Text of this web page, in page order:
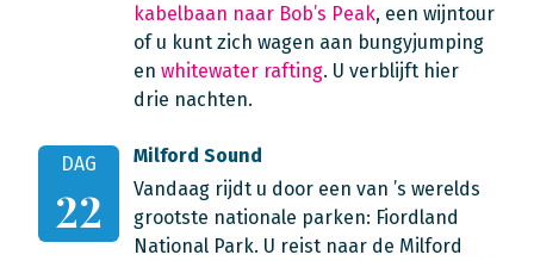
kabelbaan naar Bob’s Peak, een wijntour
of u kunt zich wagen aan bungyjumping
en whitewater rafting. U verblijft hier
drie nachten.
DAG
22
Milford Sound
Vandaag rijdt u door een van ’s werelds
grootste nationale parken: Fiordland
National Park. U reist naar de Milford